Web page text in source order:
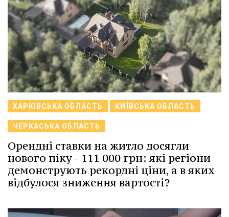
ХАРКІВСЬКА ОБЛАСТЬ КИЇВСЬКА ОБЛАСТЬ
ЧЕРКАСЬКА ОБЛАСТЬ
Орендні ставки на житло досягли
нового піку - 111 000 грн: які регіони
демонструють рекордні ціни, а в яких
відбулося зниження вартості?